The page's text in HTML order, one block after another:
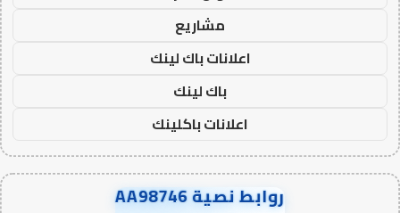
مشاريع
اعلانات باك لينك
باك لينك
اعلانات باكلينك
روابط نصية AA98746